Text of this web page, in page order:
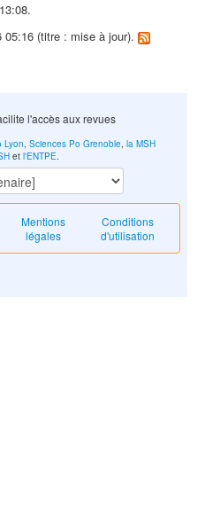
05:16 (titre : mise à jour).
l'accès aux revues
Mentions
légales
Conditions
d'utilisation
Lyon Sciences Po Grenoble, la MSH
et l'ENTPE